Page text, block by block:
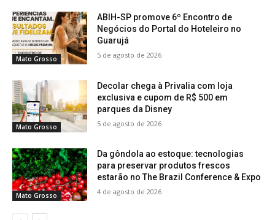
Mato Grosso
ABIH-SP promove 6º Encontro de
Negócios do Portal do Hoteleiro no
Guarujá
5 de agosto de 2026
Mato Grosso
Decolar chega à Privalia com loja
exclusiva e cupom de R$ 500 em
parques da Disney
5 de agosto de 2026
Mato Grosso
Da gôndola ao estoque: tecnologias
para preservar produtos frescos
estarão no The Brazil Conference & Expo
4 de agosto de 2026